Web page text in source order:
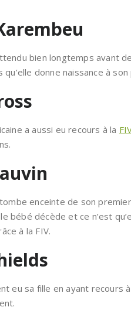
bien longtemps avant
qu’elle donne naissance à
a aussi eu recours à la
tombe enceinte de son
bébé décède et ce n’est
à la FIV.
eu sa fille en ayant recours